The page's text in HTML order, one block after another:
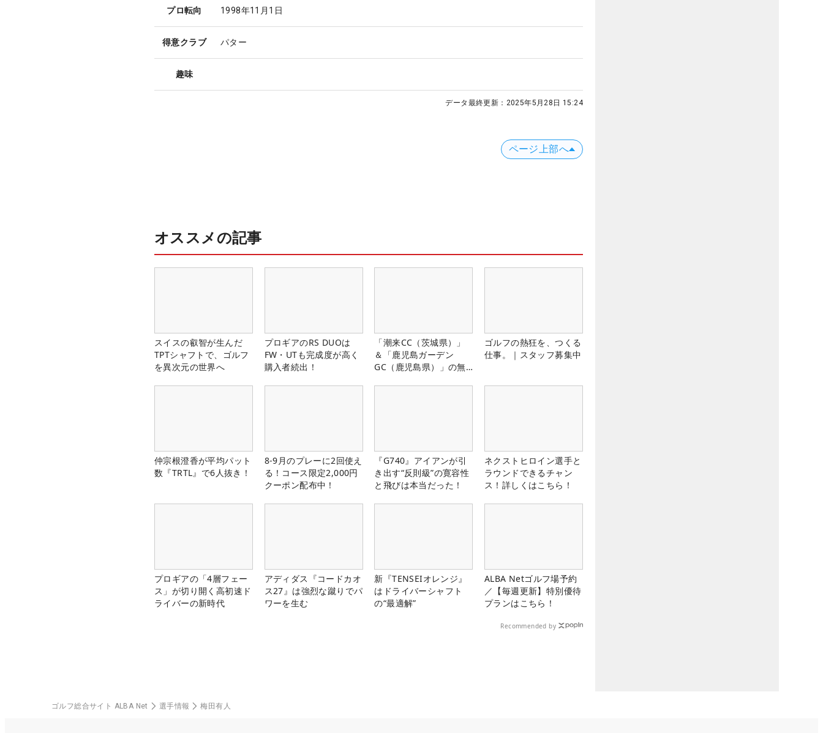
プロ転向 1998年11月1日
得意クラブ パター
趣味
データ最終更新： 2025年5月28日 15:24
ページ上部へ
オススメの記事
スイスの叡智が生んだ
TPTシャフトで、ゴルフ
を異次元の世界へ
プロギアのRS DUOは
FW・UTも完成度が高く
購入者続出！
「潮来CC（茨城県）」
＆「鹿児島ガーデン
GC（鹿児島県）」の無
ゴルフの熱狂を、つくる
仕事。｜スタッフ募集中
仲宗根澄香が平均パット
数『TRTL』で6人抜き！
8-9月のプレーに2回使え
る！コース限定2,000円
クーポン配布中！
『G740』アイアンが引
き出す“反則級”の寛容性
と飛びは本当だった！
ネクストヒロイン選手と
ラウンドできるチャン
ス！詳しくはこちら！
プロギアの「4層フェー
ス」が切り開く高初速ド
ライバーの新時代
アディダス『コードカオ
ス27』は強烈な蹴りでパ
ワーを生む
新『TENSEIオレンジ』
はドライバーシャフト
の“最適解”
ALBA Netゴルフ場予約
／【毎週更新】特別優待
プランはこちら！
Recommended by
ゴルフ総合サイト ALBA Net 選手情報 梅田有人